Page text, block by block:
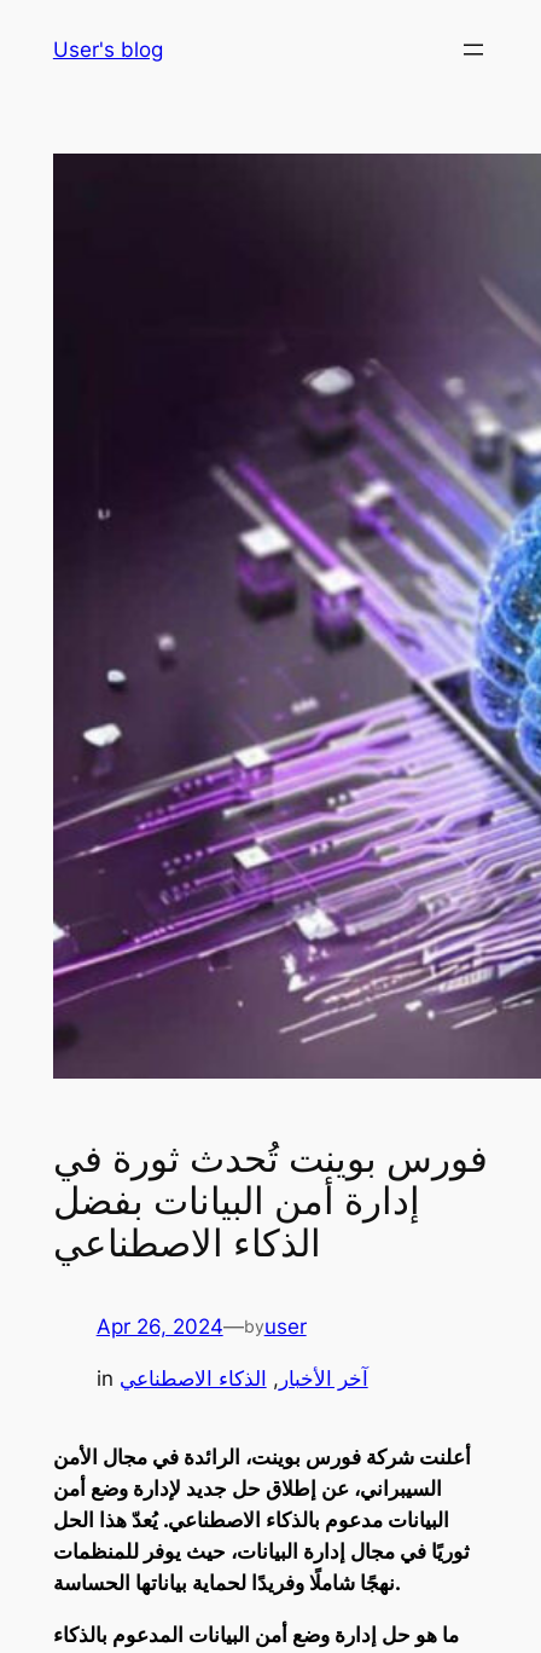
User's blog
فورس بوينت تُحدث ثورة في
إدارة أمن البيانات بفضل
الذكاء الاصطناعي
Apr 26, 2024—byuser
in آخر الأخبار , الذكاء الاصطناعي
أعلنت شركة فورس بوينت، الرائدة في مجال الأمن
السيبراني، عن إطلاق حل جديد لإدارة وضع أمن
البيانات مدعوم بالذكاء الاصطناعي. يُعدّ هذا الحل
ثوريًا في مجال إدارة البيانات، حيث يوفر للمنظمات
نهجًا شاملًا وفريدًا لحماية بياناتها الحساسة.
ما هو حل إدارة وضع أمن البيانات المدعوم بالذكاء